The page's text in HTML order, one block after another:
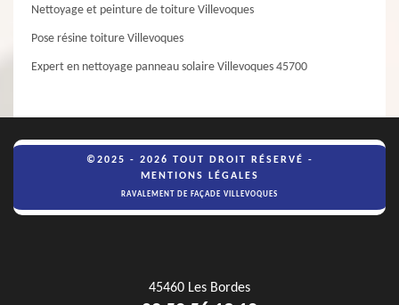
Nettoyage et peinture de toiture Villevoques
Pose résine toiture Villevoques
Expert en nettoyage panneau solaire Villevoques 45700
©2025 - 2026 TOUT DROIT RÉSERVÉ -
MENTIONS LÉGALES
RAVALEMENT DE FAÇADE VILLEVOQUES
45460 Les Bordes